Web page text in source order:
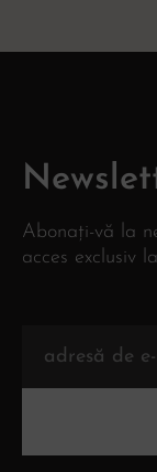
Abonați-vă la
acces exclusiv